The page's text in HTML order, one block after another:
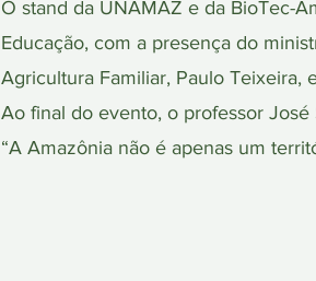
O stand da UNAMAZ e da BioTec-
Educação, com a presença do
Agricultura Familiar, Paulo Teixeira,
Ao final do evento, o professor
“A Amazônia não é apenas um